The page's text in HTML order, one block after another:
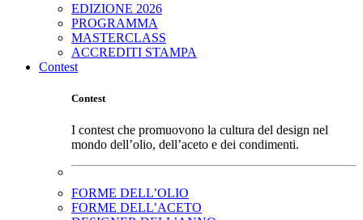
EDIZIONE 2026
PROGRAMMA
MASTERCLASS
ACCREDITI STAMPA
Contest
Contest
I contest che promuovono la cultura del design nel
mondo dell’olio, dell’aceto e dei condimenti.
FORME DELL’OLIO
FORME DELL’ACETO